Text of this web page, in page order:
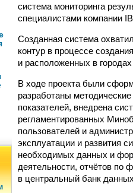
система мониторинга
специалистами компании
Созданная система
контур в процессе
и расположенных в
В ходе проекта были
разработаны
показателей, внедрена
регламентированных
пользователей и
эксплуатации и развития
необходимых данных и
деятельности, отчётов по
в центральный банк